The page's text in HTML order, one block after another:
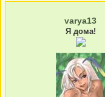
varya13
Я дома!